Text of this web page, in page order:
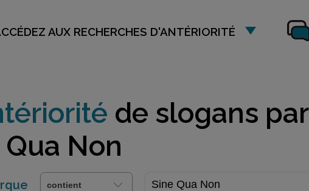
AUX RECHERCHES D'ANTÉRIORITÉ
de slogans par
Non